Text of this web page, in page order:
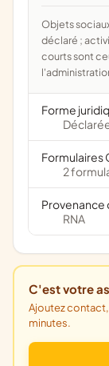
Objets sociaux attribués par l'administration d'après l'objet
déclaré ;
courts sont
Forme
Formulaires
2
Provenance
RNA
C'est votre
Ajoutez contact, activités, photos et annonces. Gratuit, en 5
minutes.